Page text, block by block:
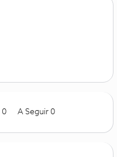
0 A Seguir 0